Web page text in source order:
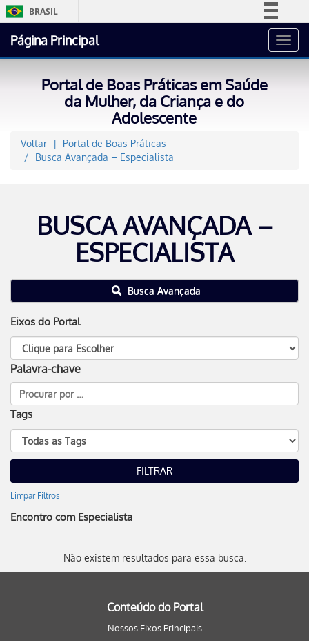
BRASIL
Acesso à informação
Página Principal
Portal de Boas Práticas em Saúde
da Mulher, da Criança e do
Adolescente
Voltar
Portal de Boas Práticas
Busca Avançada – Especialista
BUSCA AVANÇADA –
ESPECIALISTA
Busca Avançada
Eixos do Portal
Palavra-chave
Tags
Limpar Filtros
Encontro com Especialista
Não existem resultados para essa busca.
Conteúdo do Portal
Nossos Eixos Principais